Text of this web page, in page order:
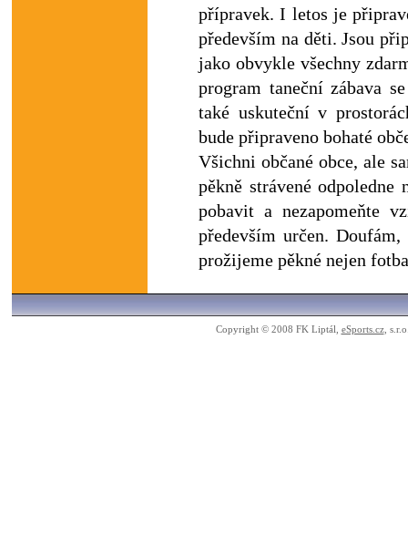
přípravek. I letos je
především na děti. Jsou
jako obvykle všechny
program taneční zábava
také uskuteční v
bude připraveno bohaté
Všichni občané obce, ale
pěkně strávené
pobavit a nezapomeňte
především určen.
prožijeme pěkné nejen
Copyright © 2008 FK Liptál, eSports.cz,